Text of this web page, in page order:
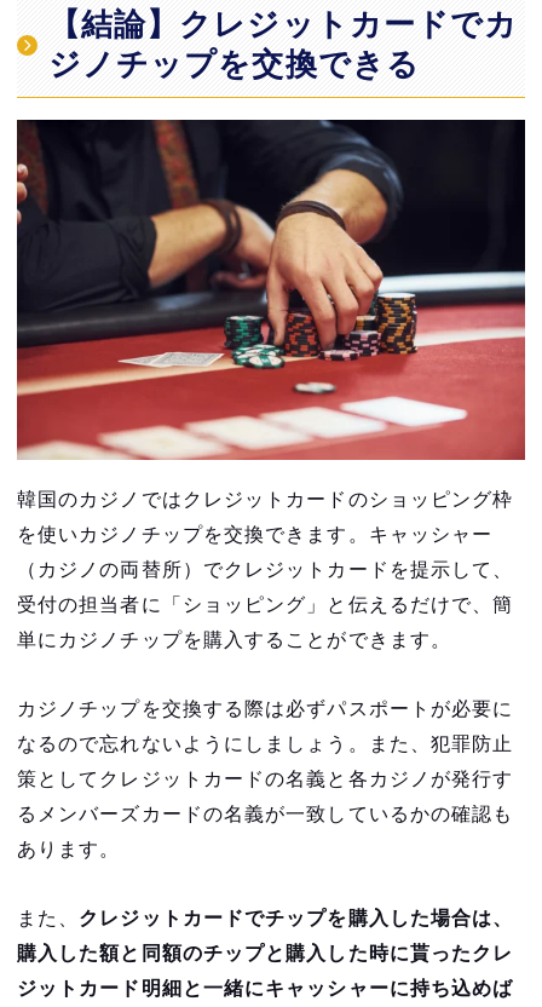
換できる
クレジットカードでチップを購入する際の5つ
の注意点
注意点1:利用できるクレジットカードは
VISA/Master Card/JCB
注意点2:クレジットカード手数料が発生するの
で割高になってしまう可能性も
注意点3:「キャッシング枠」ではなく「ショッ
ピング枠」でチップと交換する
注意点4:大きな金額を利用するとクレジットカ
ードを止められてしまう
注意点5:両替証明書を必ずもらう
韓国カジノで利益が出た場合の税金や申告方法
は？
韓国のおすすめカジノ5選
インスパイア・エンターテインメントリゾー
パラダイスカジノ・パラダイスシティ
パラダイスカジノ・ウォーカーヒル
セブンラックカジノ(江南店)
店)
VIP CASINO CLUB でお得に遊ぼう
【結論】クレジットカードでカ
ジノチップを交換できる
韓国のカジノではクレジットカードのショッピング枠
を使いカジノチップを交換できます。キャッシャー
（カジノの両替所）でクレジットカードを提示して、
受付の担当者に「ショッピング」と伝えるだけで、簡
単にカジノチップを購入することができます。
カジノチップを交換する際は必ずパスポートが必要に
なるので忘れないようにしましょう。また、犯罪防止
策としてクレジットカードの名義と各カジノが発行す
るメンバーズカードの名義が一致しているかの確認も
あります。
また、 クレジットカードでチップを購入した場合は、
購入した額と同額のチップと購入した時に貰ったクレ
ジットカード明細と一緒にキャッシャーに持ち込めば